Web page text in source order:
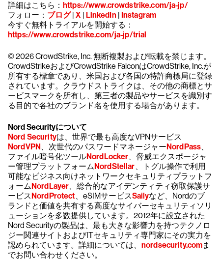
詳細はこちら： https://www.crowdstrike.com/ja-jp/
フォロー： ブログ|X | LinkedIn | Instagram
今すぐ無料トライアルを開始する：
https://www.crowdstrike.com/ja-jp/trial
© 2026 CrowdStrike, Inc. 無断複製および転載を禁じます。
CrowdStrikeおよびCrowdStrike FalconはCrowdStrike, Inc.が
所有する標章であり、米国および各国の特許商標局に登録
されています。クラウドストライクは、その他の商標とサ
ービスマークを所有し、第三者の製品やサービスを識別す
る目的で各社のブランド名を使用する場合があります。
Nord Securityについて
Nord Securityは、世界で最も高度なVPNサービス
NordVPN、次世代のパスワードマネージャーNordPass、
ファイル暗号化ツールNordLocker、脅威エクスポージャ
ー管理プラットフォームNordStellar、トグル操作で利用
可能なビジネス向けネットワークセキュリティプラットフ
ォームNordLayer、総合的なアイデンティティ窃取保護サ
ービスNordProtect、eSIMサービスSailyなど、Nordのブ
ランドと価値を共有する高度なサイバーセキュリティソリ
ューションを多数提供しています。2012年に設立された
Nord Securityの製品は、最も大きな影響力を持つテクノロ
ジー関連サイトおよびITセキュリティ専門家にその実力を
認められています。詳細については、 nordsecurity.comま
でお問い合わせください。